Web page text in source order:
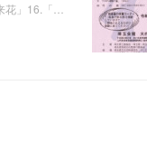
花」16.「…